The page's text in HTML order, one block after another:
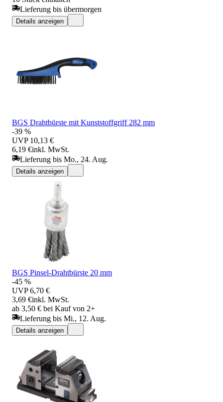
Lieferung bis übermorgen
Details anzeigen
BGS Drahtbürste mit Kunststoffgriff 282 mm
-39 %
UVP 10,13 €
6,19 €inkl. MwSt.
Lieferung bis Mo., 24. Aug.
Details anzeigen
BGS Pinsel-Drahtbürste 20 mm
-45 %
UVP 6,70 €
3,69 €inkl. MwSt.
ab 3,50 € bei Kauf von 2+
Lieferung bis Mi., 12. Aug.
Details anzeigen